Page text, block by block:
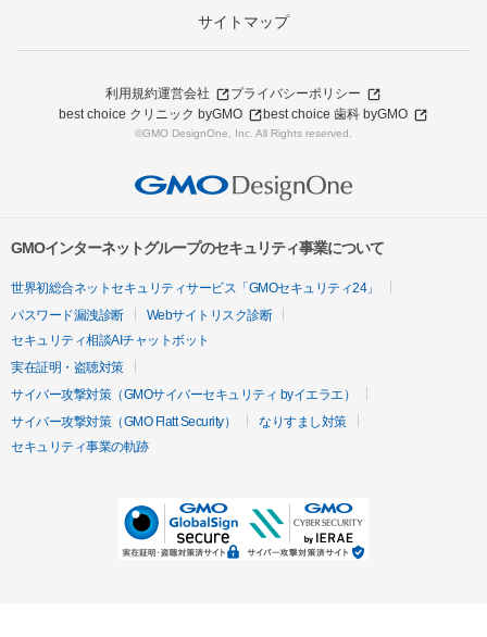
サイトマップ
利用規約運営会社
プライバシーポリシー
best choice クリニック byGMO
best choice 歯科 byGMO
©GMO DesignOne, Inc. All Rights reserved.
GMOインターネットグループのセキュリティ事業について
世界初総合ネットセキュリティサービス「GMOセキュリティ24」
パスワード漏洩診断
Webサイトリスク診断
セキュリティ相談AIチャットボット
実在証明・盗聴対策
サイバー攻撃対策（GMOサイバーセキュリティ byイエラエ）
サイバー攻撃対策（GMO Flatt Security）
なりすまし対策
セキュリティ事業の軌跡